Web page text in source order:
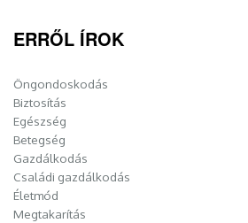
ERRŐL ÍROK
Öngondoskodás
Biztosítás
Egészség
Betegség
Gazdálkodás
Családi gazdálkodás
Életmód
Megtakarítás